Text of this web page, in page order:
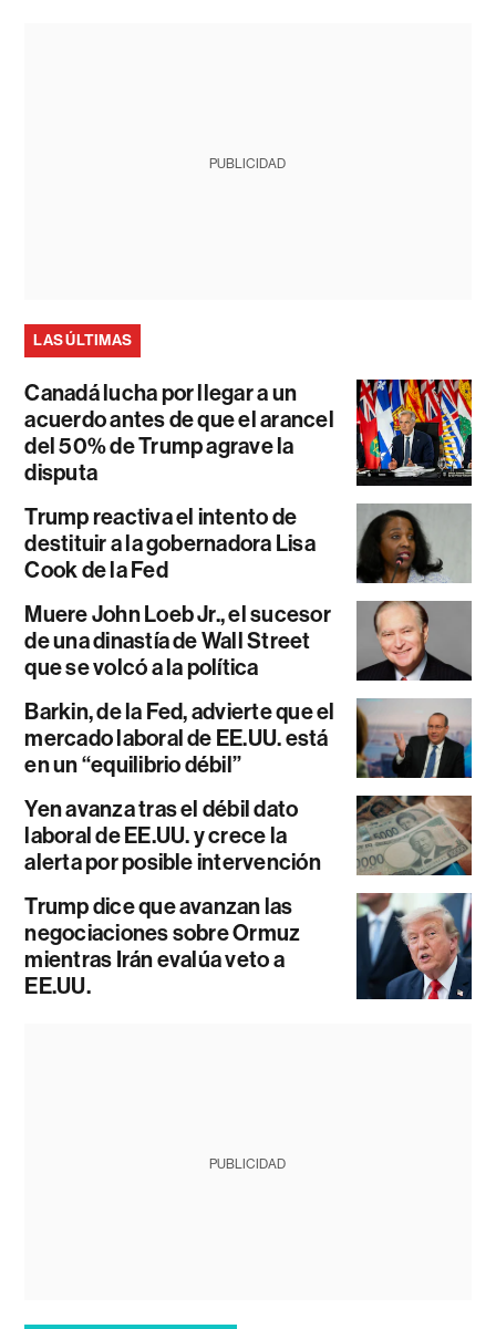
PUBLICIDAD
LAS ÚLTIMAS
Canadá lucha por llegar a un
acuerdo antes de que el arancel
del 50% de Trump agrave la
disputa
Trump reactiva el intento de
destituir a la gobernadora Lisa
Cook de la Fed
Muere John Loeb Jr., el sucesor
de una dinastía de Wall Street
que se volcó a la política
Barkin, de la Fed, advierte que el
mercado laboral de EE.UU. está
en un “equilibrio débil”
Yen avanza tras el débil dato
laboral de EE.UU. y crece la
alerta por posible intervención
Trump dice que avanzan las
negociaciones sobre Ormuz
mientras Irán evalúa veto a
EE.UU.
PUBLICIDAD